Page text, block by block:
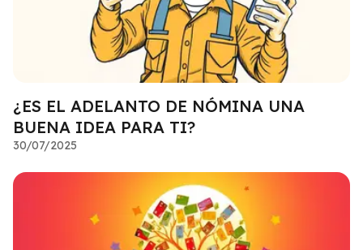
¿ES EL ADELANTO DE NÓMINA UNA
BUENA IDEA PARA TI?
30/07/2025